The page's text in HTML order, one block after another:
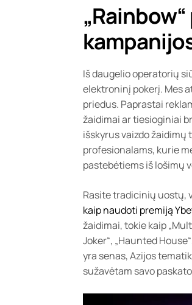
Iš daugelio operatorių
elektroninį pokerį. Mes
priedus. Paprastai
žaidimai ar tiesioginiai
išskyrus vaizdo žaidimų
profesionalams, kurie
pastebėtiems iš lošimų
Rasite tradicinių uostų,
kaip naudoti premiją
žaidimai, tokie kaip
Joker“, „Haunted
yra senas, Azijos
sužavėtam savo